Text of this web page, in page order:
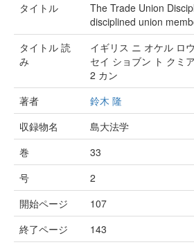
タイトル
The Trade Union
disciplined union
タイトル 読
み
イギリス ニ オケル ロ
セイ ショブン ト クミ
2 カン
著者
鈴木 隆
収録物名
島大法学
巻
33
号
2
開始ページ
107
終了ページ
143